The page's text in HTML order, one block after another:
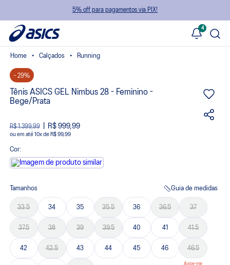
5% off para pagamentos via PIX!
4
Calçados Running
- 29%
Tênis ASICS GEL Nimbus 28 - Feminino -
Bege/Prata
R$ 1.399,99 R$ 999,99
ou 10xde R$ 99,99
Cor:
Tamanhos Guia de medidas
33.5 34 35 35.5 36 36.5 37
37.5 38 39 39.5 40 41 41.5
42 42.5 43 44 45 46 46.5